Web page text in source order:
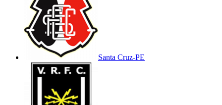
Santa Cruz-PE